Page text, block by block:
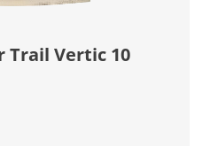
Vertic 10